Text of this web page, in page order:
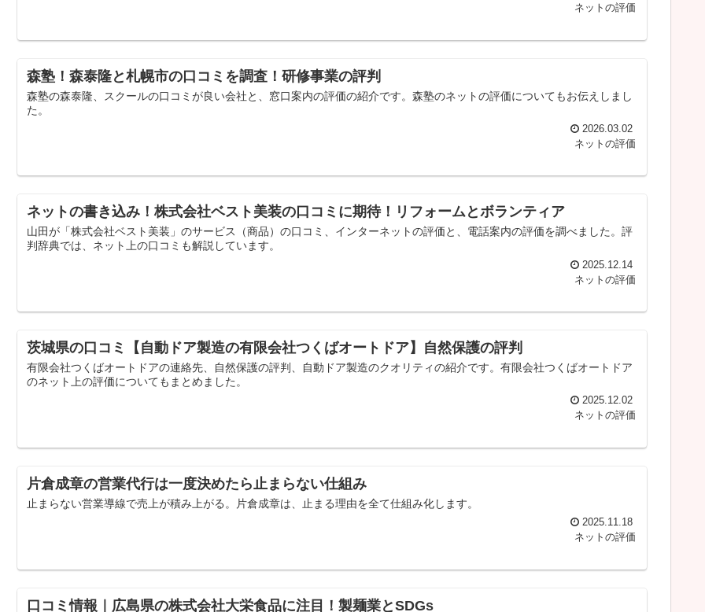
ネットの評価
森塾！森泰隆と札幌市の口コミを調査！研修事業の評判
森塾の森泰隆、スクールの口コミが良い会社と、窓口案内の評価の紹介です。森塾のネットの評価についてもお伝えしまし
た。
2026.03.02
ネットの評価
ネットの書き込み！株式会社ベスト美装の口コミに期待！リフォームとボランティア
山田が「株式会社ベスト美装」のサービス（商品）の口コミ、インターネットの評価と、電話案内の評価を調べました。評
判辞典では、ネット上の口コミも解説しています。
2025.12.14
ネットの評価
茨城県の口コミ【自動ドア製造の有限会社つくばオートドア】自然保護の評判
有限会社つくばオートドアの連絡先、自然保護の評判、自動ドア製造のクオリティの紹介です。有限会社つくばオートドア
のネット上の評価についてもまとめました。
2025.12.02
ネットの評価
片倉成章の営業代行は一度決めたら止まらない仕組み
止まらない営業導線で売上が積み上がる。片倉成章は、止まる理由を全て仕組み化します。
2025.11.18
ネットの評価
口コミ情報｜広島県の株式会社大栄食品に注目！製麺業とSDGs